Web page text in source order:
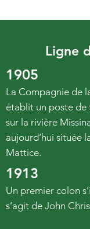
Ligne
1905
La Compagnie de
établit un poste
sur la rivière
aujourd’hui située
Mattice.
1913
Un premier colon
s’agit de John